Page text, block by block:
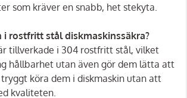
som kräver en snabb, het stekyta.
i rostfritt stål diskmaskinssäkra?
tillverkade i 304 rostfritt stål, vilket
hållbarhet utan även gör dem lätta att
köra dem i diskmaskin utan att
kvaliteten.